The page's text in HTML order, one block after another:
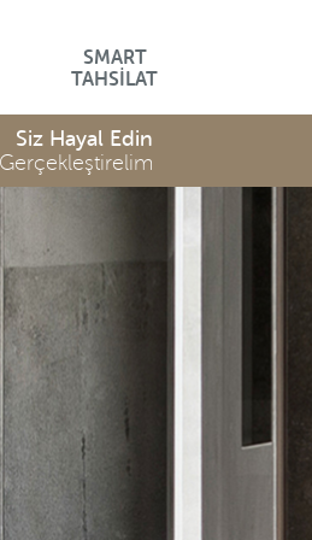
SMART
TAHSİLAT
Siz Hayal Edin